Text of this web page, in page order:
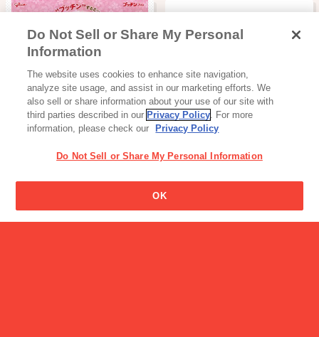
今年も登場！思わずお皿
に“プッチン”し…
幼児のみものの特徴は?
グリコＪＡ牛乳さが生まれ
Do Not Sell or Share My Personal
Information
The website uses cookies to enhance site navigation,
analyze site usage, and assist in our marketing efforts. We
also sell or share information about your use of our site with
third parties described in our Privacy Policy. For more
information, please check our
Privacy Policy
Do Not Sell or Share My Personal Information
OK